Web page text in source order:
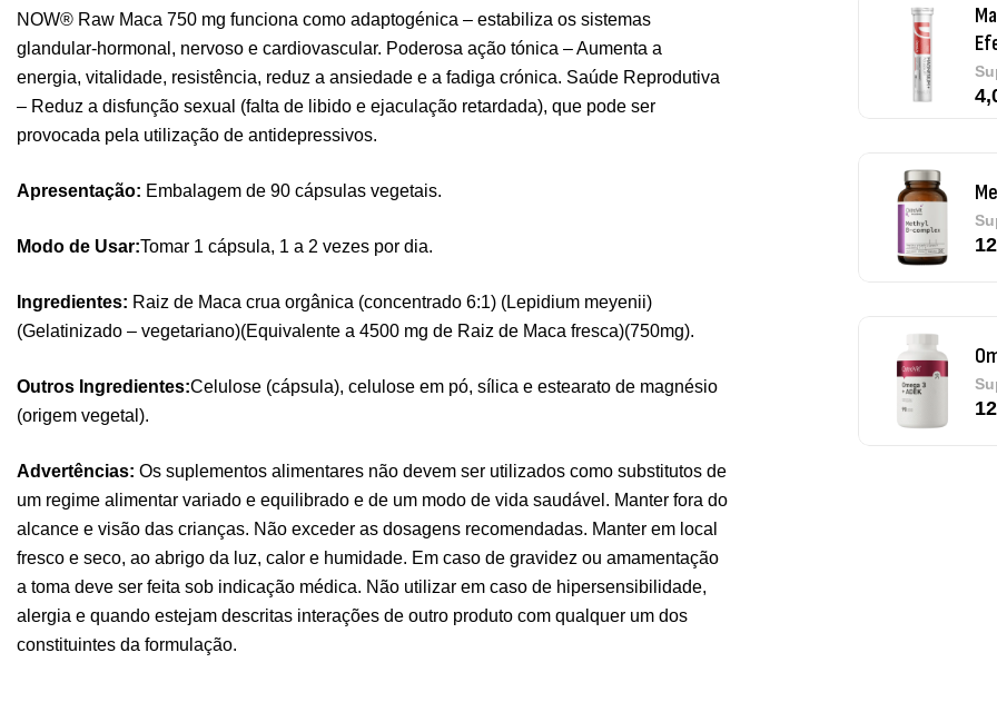
NOW® Raw Maca 750 mg funciona como adaptogénica – estabiliza os sistemas
glandular-hormonal, nervoso e cardiovascular. Poderosa ação tónica – Aumenta a
energia, vitalidade, resistência, reduz a ansiedade e a fadiga crónica. Saúde Reprodutiva
– Reduz a disfunção sexual (falta de libido e ejaculação retardada), que pode ser
provocada pela utilização de antidepressivos.
Apresentação: Embalagem de 90 cápsulas vegetais.
Modo de Usar:Tomar 1 cápsula, 1 a 2 vezes por dia.
Ingredientes: Raiz de Maca crua orgânica (concentrado 6:1) (Lepidium meyenii)
(Gelatinizado – vegetariano)(Equivalente a 4500 mg de Raiz de Maca fresca)(750mg).
Outros Ingredientes:Celulose (cápsula), celulose em pó, sílica e estearato de magnésio
(origem vegetal).
Advertências: Os suplementos alimentares não devem ser utilizados como substitutos de
um regime alimentar variado e equilibrado e de um modo de vida saudável. Manter fora do
alcance e visão das crianças. Não exceder as dosagens recomendadas. Manter em local
fresco e seco, ao abrigo da luz, calor e humidade. Em caso de gravidez ou amamentação
a toma deve ser feita sob indicação médica. Não utilizar em caso de hipersensibilidade,
alergia e quando estejam descritas interações de outro produto com qualquer um dos
constituintes da formulação.